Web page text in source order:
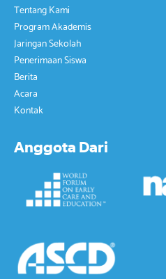
Tentang Kami
Program Akademis
Jaringan Sekolah
Penerimaan Siswa
Berita
Acara
Kontak
Anggota Dari